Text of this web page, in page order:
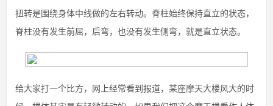
扭转是围绕身体中线做的左右转动。脊柱始终保持直立的状态，
脊柱没有发生前屈，后弯，也没有发生侧弯，就是直立状态。
给大家打一个比方，网上经常看到报道，某座摩天大楼风大的时